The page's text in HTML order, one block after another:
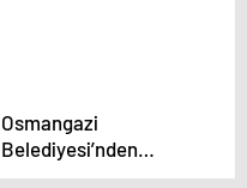
Osmangazi
Belediyesi’nden
Çocuklara Masal